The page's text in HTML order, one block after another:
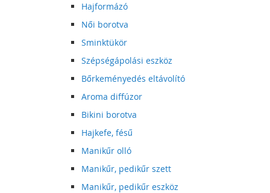
Hajformázó
Női borotva
Sminktükör
Szépségápolási eszköz
Bőrkeményedés eltávolító
Aroma diffúzor
Bikini borotva
Hajkefe, fésű
Manikűr olló
Manikűr, pedikűr szett
Manikűr, pedikűr eszköz